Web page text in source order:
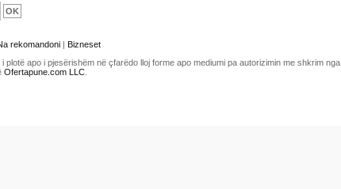
rekomandoni | Bizneset
apo i pjesërishëm në çfarëdo lloj forme apo mediumi pa autorizimin me shkrim nga
Ofertapune.com LLC